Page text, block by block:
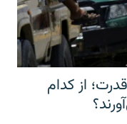
از کدام